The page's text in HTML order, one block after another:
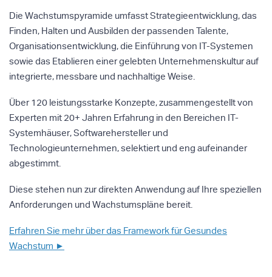
Die Wachstumspyramide umfasst Strategieentwicklung, das
Finden, Halten und Ausbilden der passenden Talente,
Organisationsentwicklung, die Einführung von IT-Systemen
sowie das Etablieren einer gelebten Unternehmenskultur auf
integrierte, messbare und nachhaltige Weise.
Über 120 leistungsstarke Konzepte, zusammengestellt von
Experten mit 20+ Jahren Erfahrung in den Bereichen IT-
Systemhäuser, Softwarehersteller und
Technologieunternehmen, selektiert und eng aufeinander
abgestimmt.
Diese stehen nun zur direkten Anwendung auf Ihre speziellen
Anforderungen und Wachstumspläne bereit.
Erfahren Sie mehr über das Framework für Gesundes
Wachstum ►